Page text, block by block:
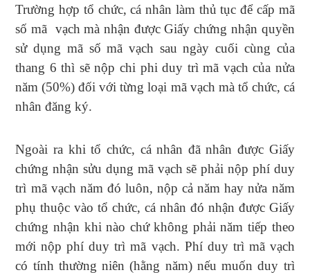
Trường hợp tổ chức, cá nhân làm thủ tục để cấp mã
số mã vạch mà nhận được Giấy chứng nhận quyền
sử dụng mã số mã vạch sau ngày cuối cùng của
thang 6 thì sẽ nộp chi phi duy trì mã vạch của nửa
năm (50%) đối với từng loại mã vạch mà tổ chức, cá
nhân đăng ký.
Ngoài ra khi tổ chức, cá nhân đã nhân được Giấy
chứng nhận sửu dụng mã vạch sẽ phải nộp phí duy
trì mã vạch năm đó luôn, nộp cả năm hay nửa năm
phụ thuộc vào tổ chức, cá nhân đó nhận được Giấy
chứng nhận khi nào chứ không phải năm tiếp theo
mới nộp phí duy trì mã vạch. Phí duy trì mã vạch
có tính thường niên (hằng năm) nếu muốn duy trì